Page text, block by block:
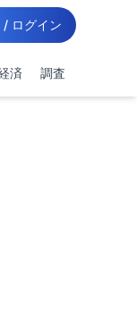
/ ログイン
済 調査